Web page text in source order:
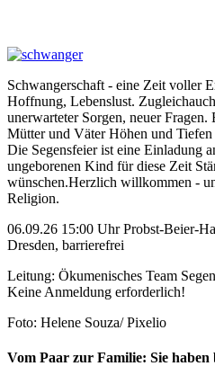
Schwangerschaft - eine Zeit voller
Hoffnung, Lebenslust.
unerwarteter Sorgen, neuer
Mütter und Väter Höhen und
Die Segensfeier ist eine Einladung
ungeborenen Kind für diese Zeit
wünschen.Herzlich willkommen -
Religion.
06.09.26 15:00 Uhr Probst-Beier-
Dresden, barrierefrei
Leitung: Ökumenisches Team
Keine Anmeldung erforderlich!
Foto: Helene Souza/ Pixelio
Vom Paar zur Familie: Sie haben